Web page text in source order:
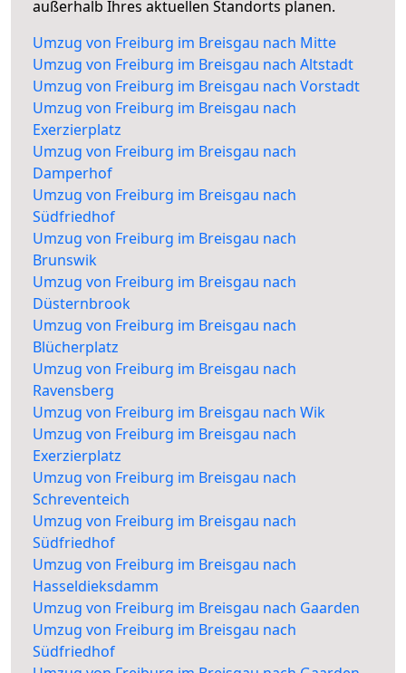
außerhalb Ihres aktuellen Standorts planen.
Umzug von Freiburg im Breisgau nach Mitte
Umzug von Freiburg im Breisgau nach Altstadt
Umzug von Freiburg im Breisgau nach Vorstadt
Umzug von Freiburg im Breisgau nach
Exerzierplatz
Umzug von Freiburg im Breisgau nach
Damperhof
Umzug von Freiburg im Breisgau nach
Südfriedhof
Umzug von Freiburg im Breisgau nach
Brunswik
Umzug von Freiburg im Breisgau nach
Düsternbrook
Umzug von Freiburg im Breisgau nach
Blücherplatz
Umzug von Freiburg im Breisgau nach
Ravensberg
Umzug von Freiburg im Breisgau nach Wik
Umzug von Freiburg im Breisgau nach
Exerzierplatz
Umzug von Freiburg im Breisgau nach
Schreventeich
Umzug von Freiburg im Breisgau nach
Südfriedhof
Umzug von Freiburg im Breisgau nach
Hasseldieksdamm
Umzug von Freiburg im Breisgau nach Gaarden
Umzug von Freiburg im Breisgau nach
Südfriedhof